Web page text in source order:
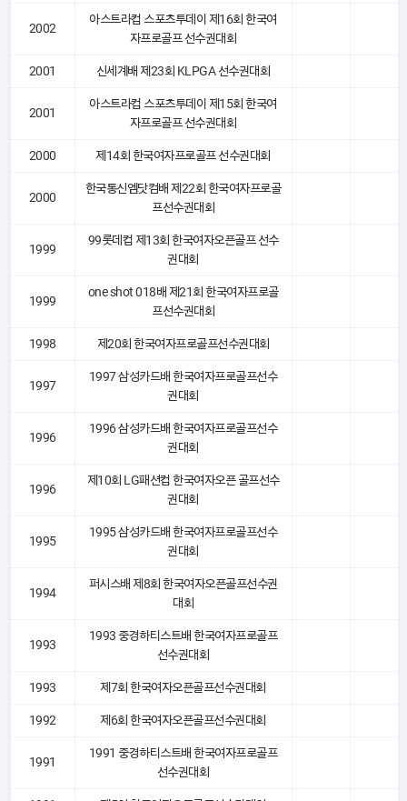
2002
아스트라컵 스포츠투데이 제16회 한국여
자프로골프 선수권대회
2001 신세계배 제23회 KLPGA 선수권대회
2001
아스트라컵 스포츠투데이 제15회 한국여
자프로골프 선수권대회
2000 제14회 한국여자프로골프 선수권대회
2000
한국통신엠닷컴배 제22회 한국여자프로골
프선수권대회
1999
99롯데컵 제13회 한국여자오픈골프 선수
권대회
1999
one shot 018배 제21회 한국여자프로골
프선수권대회
1998 제20회 한국여자프로골프선수권대회
1997
1997 삼성카드배 한국여자프로골프선수
권대회
1996
1996 삼성카드배 한국여자프로골프선수
권대회
1996
제10회 LG패션컵 한국여자오픈 골프선수
권대회
1995
1995 삼성카드배 한국여자프로골프선수
권대회
1994
퍼시스배 제8회 한국여자오픈골프선수권
대회
1993
1993 중경하티스트배 한국여자프로골프
선수권대회
1993 제7회 한국여자오픈골프선수권대회
1992 제6회 한국여자오픈골프선수권대회
1991
1991 중경하티스트배 한국여자프로골프
선수권대회